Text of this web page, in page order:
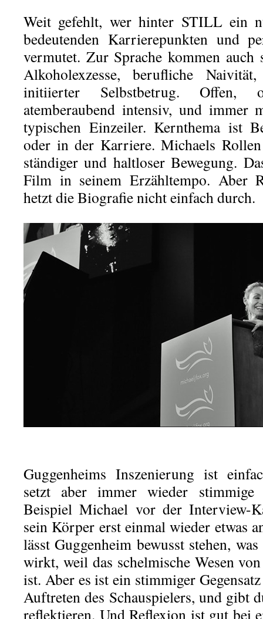
Weit gefehlt, wer hinter STILL ein
bedeutenden Karrierepunkten und
vermutet. Zur Sprache kommen auch
Alkoholexzesse, berufliche
initiierter Selbstbetrug. Offen,
atemberaubend intensiv, und
typischen Einzeiler. Kernthema ist
oder in der Karriere. Michaels
ständiger und haltloser Bewegung.
Film in seinem Erzähltempo. Aber
hetzt die Biografie nicht einfach durch.
Guggenheims Inszenierung ist
setzt aber immer wieder
Beispiel Michael vor der Interview-
sein Körper erst einmal wieder etwas
lässt Guggenheim bewusst stehen,
wirkt, weil das schelmische Wesen
ist. Aber es ist ein stimmiger
Auftreten des Schauspielers, und gibt
reflektieren. Und Reflexion ist gut bei